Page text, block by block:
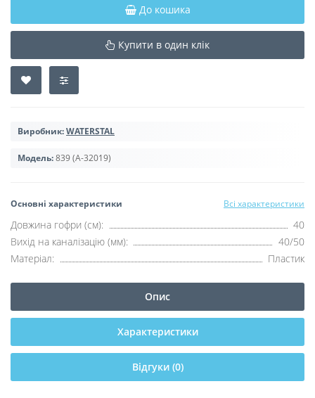
До кошика
Купити в один клік
Виробник:WATERSTAL
Модель:839 (А-32019)
Основні характеристики Всі характеристики
Довжина гофри (см):
40
Вихід на каналізацію (мм):
40/50
Матеріал:
Пластик
Опис
Характеристики
Відгуки (0)